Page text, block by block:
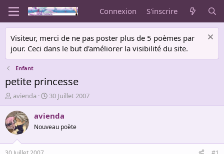
Connexion S'inscrire
Visiteur, merci de ne pas poster plus de 5 poèmes par
jour. Ceci dans le but d'améliorer la visibilité du site.
Enfant
petite princesse
A
u
t
e
u
r
d
avienda
D
a
t
d
30 Juillet 2007
avienda
Nouveau poète